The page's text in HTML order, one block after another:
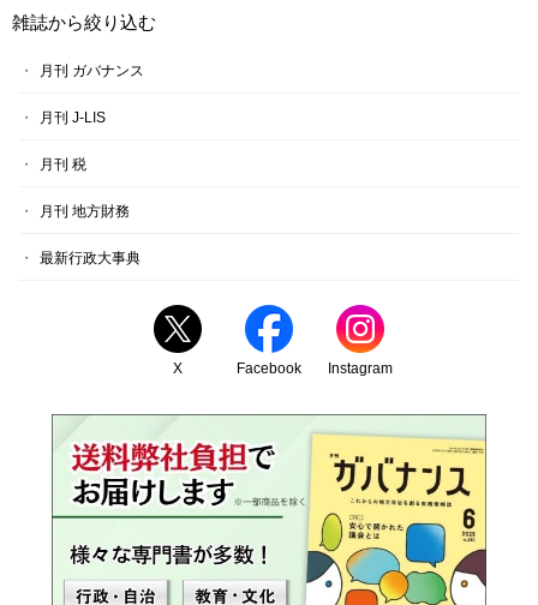
雑誌から絞り込む
月刊 ガバナンス
月刊 J-LIS
月刊 税
月刊 地方財務
最新行政大事典
X Facebook Instagram